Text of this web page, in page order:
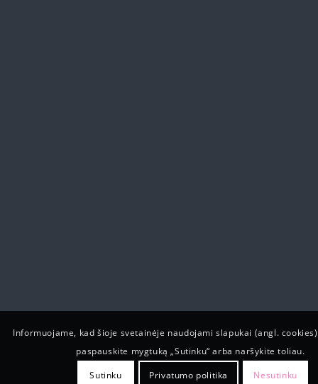
Informuojame, kad šioje svetainėje naudojami slapukai (angl.
paspauskite mygtuką „Sutinku“ arba naršykite toliau.
Sutinku Privatumo politika Nesutinku